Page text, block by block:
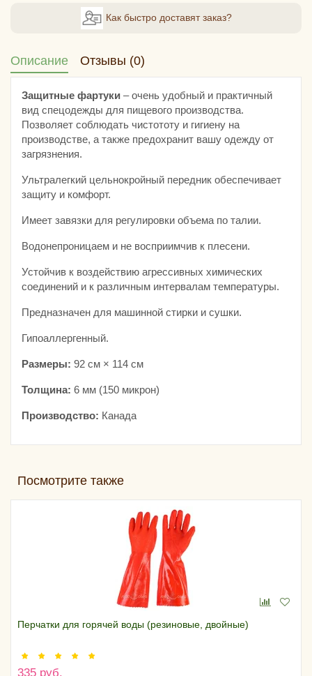
Как быстро доставят заказ?
Описание Отзывы (0)
Защитные фартуки – очень удобный и практичный
вид спецодежды для пищевого производства.
Позволяет соблюдать чистототу и гигиену на
производстве, а также предохранит вашу одежду от
загрязнения.
Ультралегкий цельнокройный передник обеспечивает
защиту и комфорт.
Имеет завязки для регулировки объема по талии.
Водонепроницаем и не восприимчив к плесени.
Устойчив к воздействию агрессивных химических
соединений и к различным интервалам температуры.
Предназначен для машинной стирки и сушки.
Гипоаллергенный.
Размеры: 92 см × 114 см
Толщина: 6 мм (150 микрон)
Производство: Канада
Посмотрите также
Перчатки для горячей воды (резиновые, двойные)
335 руб.